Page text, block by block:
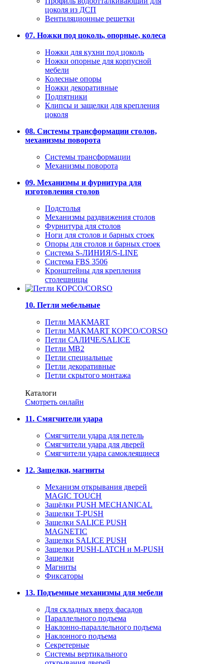
цоколя из ДСП
Вентиляционные решетки
07. Ножки под цоколь, опорные, колеса
Ножки для кухни под цоколь
Ножки опорные для корпусной
мебели
Колесные опоры
Ножки декоративные
Подпятники
Клипсы и защелки для крепления
цоколя
08. Системы трансформации столов,
механизмы поворота
Системы трансформации
Механизмы поворота
09. Механизмы и фурнитура для
изготовления столов
Подстолья
Механизмы раздвижения столов
Фурнитура для столов
Ноги для столов и барных стоек
Опоры для столов и барных стоек
Система S-ЛИНИЯ/S-LINE
Система FBS 3506
Кронштейны для крепления
столешницы
10. Петли мебельные
Петли MAKMART
Петли MAKMART КОРСО/CORSO
Петли САЛИЧЕ/SALICE
Петли MB2
Петли специальные
Петли декоративные
Петли скрытого монтажа
Каталоги
Смотреть онлайн
11. Смягчители удара
Смягчители удара для петель
Смягчители удара для дверей
Cмягчители удара самоклеящиеся
12. Защелки, магниты
Механизм открывания дверей
MAGIC TOUCH
Защёлки PUSH MECHANICAL
Защелки T-PUSH
Защелки SALICE PUSH
MAGNETIC
Защелки SALICE PUSH
Защелки PUSH-LATCH и M-PUSH
Защелки
Магниты
Фиксаторы
13. Подъемные механизмы для мебели
Для складных вверх фасадов
Параллельного подъема
Наклонно-параллельного подъема
Наклонного подъема
Секретерные
Системы вертикального